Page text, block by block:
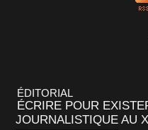
ÉDITORIAL
ÉCRIRE POUR
JOURNALISTIQUE AU